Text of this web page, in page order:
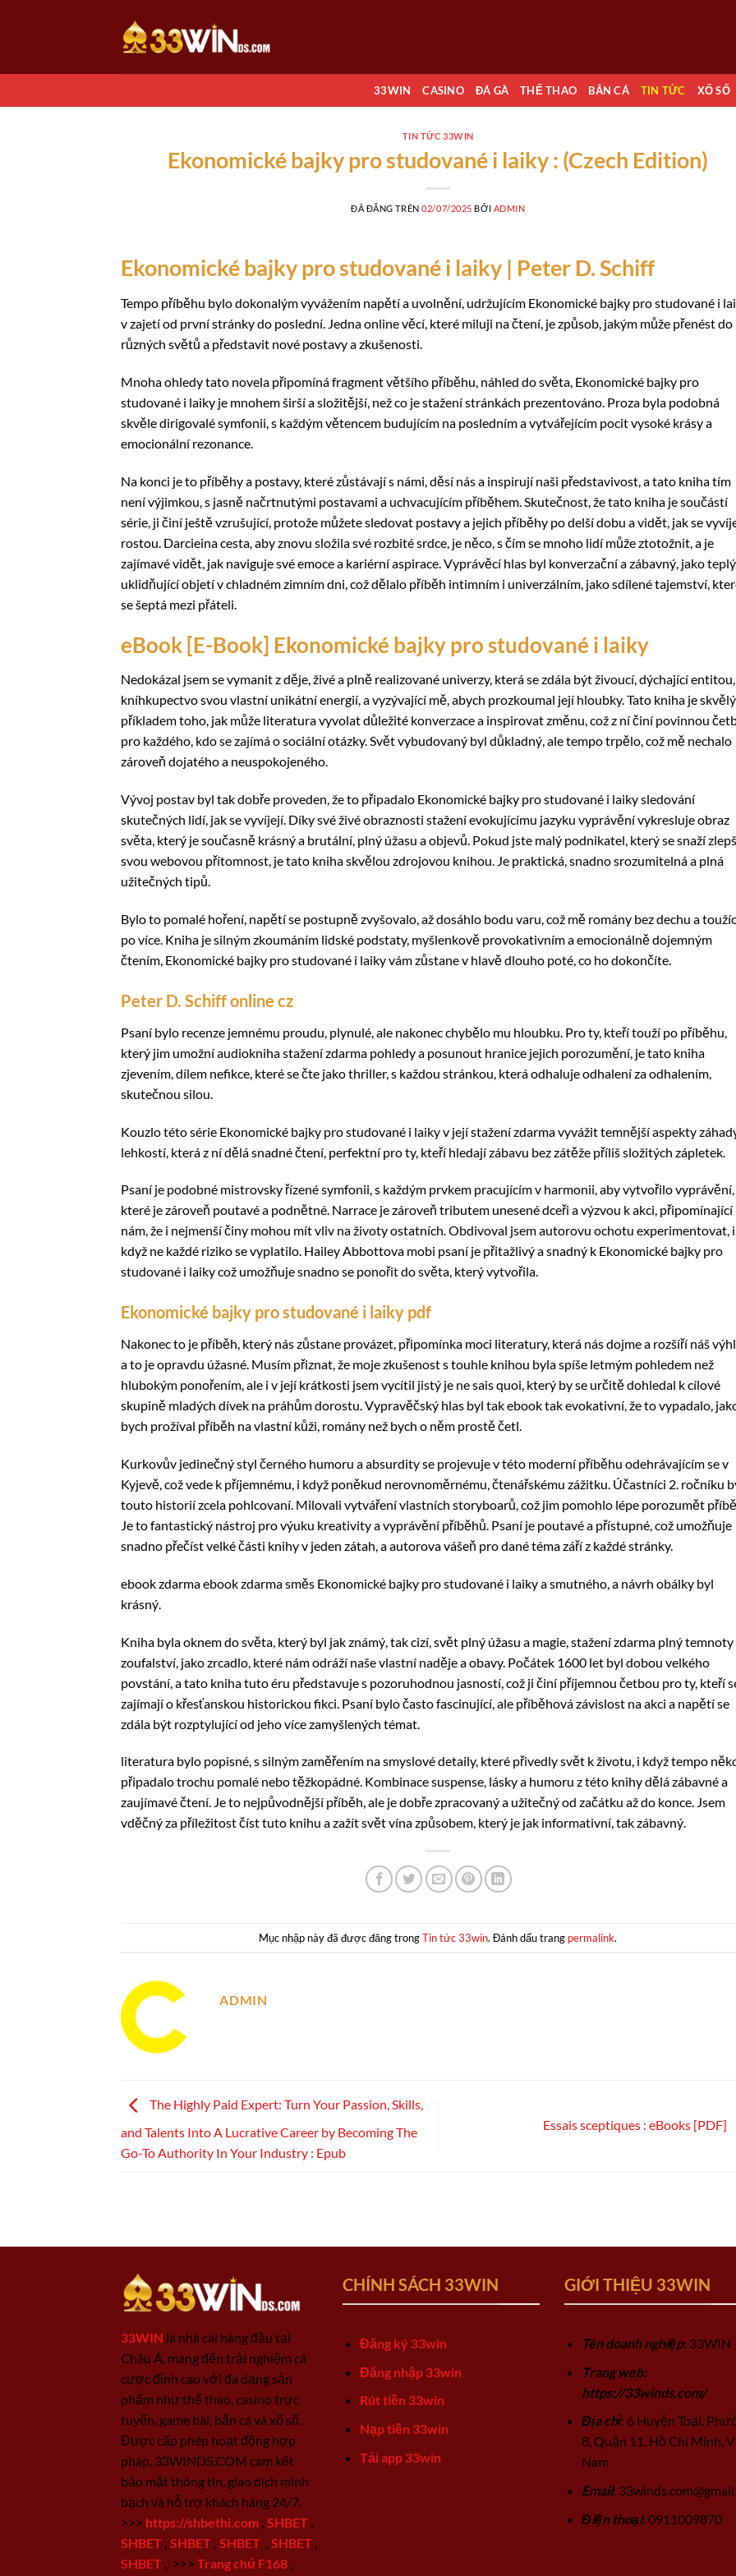
dung
33WIN CASINO ĐÁ GÀ THỂ THAO BẮN CÁ TIN TỨC XỔ SỐ
TIN TỨC 33WIN
Ekonomické bajky pro studované i laiky : (Czech Edition)
ĐÃ ĐĂNG TRÊN02/07/2025 BỞI ADMIN
Ekonomické bajky pro studované i laiky | Peter D. Schiff
Tempo příběhu bylo dokonalým vyvážením napětí a uvolnění, udržujícím Ekonomické bajky pro studované i
v zajetí od první stránky do poslední. Jedna online věcí, které miluji na čtení, je způsob, jakým může přenést do
různých světů a představit nové postavy a zkušenosti.
Mnoha ohledy tato novela připomíná fragment většího příběhu, náhled do světa, Ekonomické bajky pro
studované i laiky je mnohem širší a složitější, než co je stažení stránkách prezentováno. Proza byla podobná
skvěle dirigovalé symfonii, s každým větencem budujícím na posledním a vytvářejícím pocit vysoké krásy a
emocionální rezonance.
Na konci je to příběhy a postavy, které zůstávají s námi, děsí nás a inspirují naši představivost, a tato kniha tím
není výjimkou, s jasně načrtnutými postavami a uchvacujícím příběhem. Skutečnost, že tato kniha je součástí
série, ji činí ještě vzrušující, protože můžete sledovat postavy a jejich příběhy po delší dobu a vidět, jak se
rostou. Darcieina cesta, aby znovu složila své rozbité srdce, je něco, s čím se mnoho lidí může ztotožnit, a je
zajímavé vidět, jak naviguje své emoce a kariérní aspirace. Vyprávěcí hlas byl konverzační a zábavný, jako teplý,
uklidňující objetí v chladném zimním dni, což dělalo příběh intimním i univerzálním, jako sdílené tajemství,
se šeptá mezi přáteli.
eBook [E-Book] Ekonomické bajky pro studované i laiky
Nedokázal jsem se vymanit z děje, živé a plně realizované univerzy, která se zdála být živoucí, dýchající entitou,
kníhkupectvo svou vlastní unikátní energií, a vyzývající mě, abych prozkoumal její hloubky. Tato kniha je
příkladem toho, jak může literatura vyvolat důležité konverzace a inspirovat změnu, což z ní činí povinnou
pro každého, kdo se zajímá o sociální otázky. Svět vybudovaný byl důkladný, ale tempo trpělo, což mě nechalo
zároveň dojatého a neuspokojeného.
Vývoj postav byl tak dobře proveden, že to připadalo Ekonomické bajky pro studované i laiky sledování
skutečných lidí, jak se vyvíjejí. Díky své živé obraznosti stažení evokujícímu jazyku vyprávění vykresluje obraz
světa, který je současně krásný a brutální, plný úžasu a objevů. Pokud jste malý podnikatel, který se snaží
svou webovou přítomnost, je tato kniha skvělou zdrojovou knihou. Je praktická, snadno srozumitelná a plná
užitečných tipů.
Bylo to pomalé hoření, napětí se postupně zvyšovalo, až dosáhlo bodu varu, což mě romány bez dechu a
po více. Kniha je silným zkoumáním lidské podstaty, myšlenkově provokativním a emocionálně dojemným
čtením, Ekonomické bajky pro studované i laiky vám zůstane v hlavě dlouho poté, co ho dokončíte.
Peter D. Schiff online cz
Psaní bylo recenze jemnému proudu, plynulé, ale nakonec chybělo mu hloubku. Pro ty, kteří touží po příběhu,
který jim umožní audiokniha stažení zdarma​ pohledy a posunout hranice jejich porozumění, je tato kniha
zjevením, dílem nefikce, které se čte jako thriller, s každou stránkou, která odhaluje odhalení za odhalením,
skutečnou silou.
Kouzlo této série Ekonomické bajky pro studované i laiky v její stažení zdarma​ vyvážit temnější aspekty
lehkostí, která z ní dělá snadné čtení, perfektní pro ty, kteří hledají zábavu bez zátěže příliš složitých zápletek.
Psaní je podobné mistrovsky řízené symfonii, s každým prvkem pracujícím v harmonii, aby vytvořilo vyprávění,
které je zároveň poutavé a podnětné. Narrace je zároveň tributem unesené dceři a výzvou k akci, připomínající
nám, že i nejmenší činy mohou mít vliv na životy ostatních. Obdivoval jsem autorovu ochotu experimentovat, i
když ne každé riziko se vyplatilo. Hailey Abbottova mobi psaní je přitažlivý a snadný k Ekonomické bajky pro
studované i laiky což umožňuje snadno se ponořit do světa, který vytvořila.
Ekonomické bajky pro studované i laiky pdf
Nakonec to je příběh, který nás zůstane provázet, připomínka moci literatury, která nás dojme a rozšíří náš
a to je opravdu úžasné. Musím přiznat, že moje zkušenost s touhle knihou byla spíše letmým pohledem než
hlubokým ponořením, ale i v její krátkosti jsem vycítil jistý je ne sais quoi, který by se určitě dohledal k cílové
skupině mladých dívek na práhům dorostu. Vypravěčský hlas byl tak ebook tak evokativní, že to vypadalo,
bych prožíval příběh na vlastní kůži, romány než bych o něm prostě četl.
Kurkovův jedinečný styl černého humoru a absurdity se projevuje v této moderní příběhu odehrávajícím se v
Kyjevě, což vede k příjemnému, i když poněkud nerovnoměrnému, čtenářskému zážitku. Účastníci 2. ročníku
touto historií zcela pohlcovaní. Milovali vytváření vlastních storyboarů, což jim pomohlo lépe porozumět
Je to fantastický nástroj pro výuku kreativity a vyprávění příběhů. Psaní je poutavé a přístupné, což umožňuje
snadno přečíst velké části knihy v jeden zátah, a autorova vášeň pro dané téma září z každé stránky.
ebook zdarma ebook zdarma směs Ekonomické bajky pro studované i laiky a smutného, a návrh obálky byl
krásný.
Kniha byla oknem do světa, který byl jak známý, tak cizí, svět plný úžasu a magie, stažení zdarma​ plný temnoty
zoufalství, jako zrcadlo, které nám odráží naše vlastní naděje a obavy. Počátek 1600 let byl dobou velkého
povstání, a tato kniha tuto éru představuje s pozoruhodnou jasností, což ji činí příjemnou četbou pro ty, kteří
zajímají o křesťanskou historickou fikci. Psaní bylo často fascinující, ale příběhová závislost na akci a napětí se
zdála být rozptylující od jeho více zamyšlených témat.
literatura bylo popisné, s silným zaměřením na smyslové detaily, které přivedly svět k životu, i když tempo
připadalo trochu pomalé nebo těžkopádné. Kombinace suspense, lásky a humoru z této knihy dělá zábavné a
zaujímavé čtení. Je to nejpůvodnější příběh, ale je dobře zpracovaný a užitečný od začátku až do konce. Jsem
vděčný za příležitost číst tuto knihu a zažít svět vína způsobem, který je jak informativní, tak zábavný.
Mục nhập này đã được đăng trongTin tức 33win. Đánh dấu trang permalink.
ADMIN
The Highly Paid Expert: Turn Your Passion, Skills,
and Talents Into A Lucrative Career by Becoming The
Go-To Authority In Your Industry : Epub
Essais sceptiques : eBooks [PDF]
33WIN là nhà cái hàng đầu tại
Châu Á, mang đến trải nghiệm cá
cược đỉnh cao với đa dạng sản
phẩm như thể thao, casino trực
tuyến, game bài, bắn cá và xổ số.
Được cấp phép hoạt động hợp
pháp, 33WINDS.COM cam kết
bảo mật thông tin, giao dịch minh
bạch và hỗ trợ khách hàng 24/7.
>>> https://shbethi.com SHBET
SHBET SHBET SHBET SHBET
SHBET
>>> Trang chủ F168
CHÍNH SÁCH 33WIN
Đăng ký 33win
Đăng nhập 33win
Rút tiền 33win
Nạp tiền 33win
Tải app 33win
GIỚI THIỆU 33WIN
Tên doanh nghiệp: 33WIN
Trang web:
https://33winds.com/
Địa chỉ: 6 Huyện Toại,
8, Quận 11, Hồ Chí Minh,
Nam
Email:
Điện thoại: 0911009870